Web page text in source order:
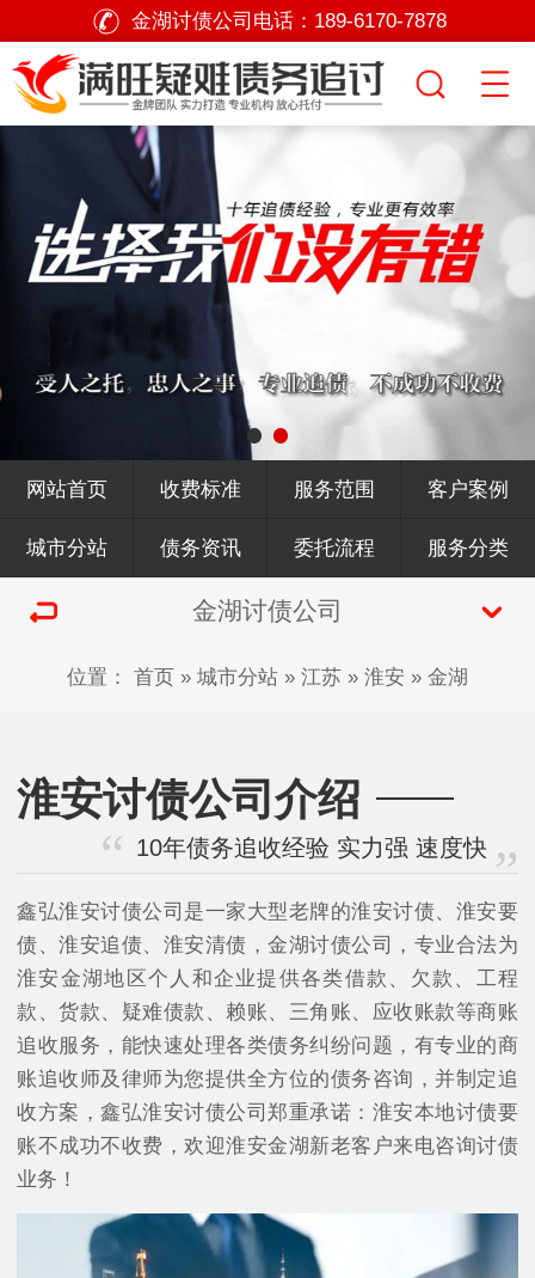
金湖讨债公司电话： 189-6170-7878
网站首页 收费标准 服务范围 客户案例
城市分站 债务资讯 委托流程 服务分类
金湖讨债公司
位置： 首页 » 城市分站 » 江苏 » 淮安 » 金湖
淮安讨债公司介绍
10年债务追收经验 实力强 速度快
鑫弘淮安讨债公司是一家大型老牌的淮安讨债、淮安要
债、淮安追债、淮安清债，金湖讨债公司，专业合法为
淮安金湖地区个人和企业提供各类借款、欠款、工程
款、货款、疑难债款、赖账、三角账、应收账款等商账
追收服务，能快速处理各类债务纠纷问题，有专业的商
账追收师及律师为您提供全方位的债务咨询，并制定追
收方案，鑫弘淮安讨债公司郑重承诺：淮安本地讨债要
账不成功不收费，欢迎淮安金湖新老客户来电咨询讨债
业务！